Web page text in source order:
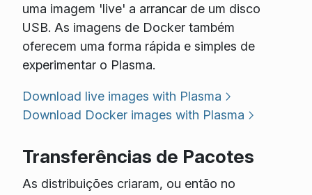
uma imagem 'live' a arrancar de um disco
USB. As imagens de Docker também
oferecem uma forma rápida e simples de
experimentar o Plasma.
Download live images with Plasma
Download Docker images with Plasma
Transferências de Pacotes
As distribuições criaram, ou então no